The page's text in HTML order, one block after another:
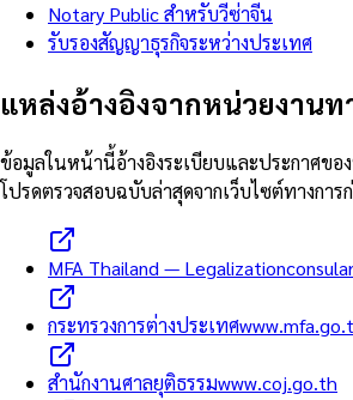
Notary Public สำหรับวีซ่าจีน
รับรองสัญญาธุรกิจระหว่างประเทศ
แหล่งอ้างอิงจากหน่วยงานท
ข้อมูลในหน้านี้อ้างอิงระเบียบและประกาศขอ
โปรดตรวจสอบฉบับล่าสุดจากเว็บไซต์ทางการ
MFA Thailand — Legalization
กระทรวงการต่างประเทศ
สำนักงานศาลยุติธรรมwww.coj.go.th